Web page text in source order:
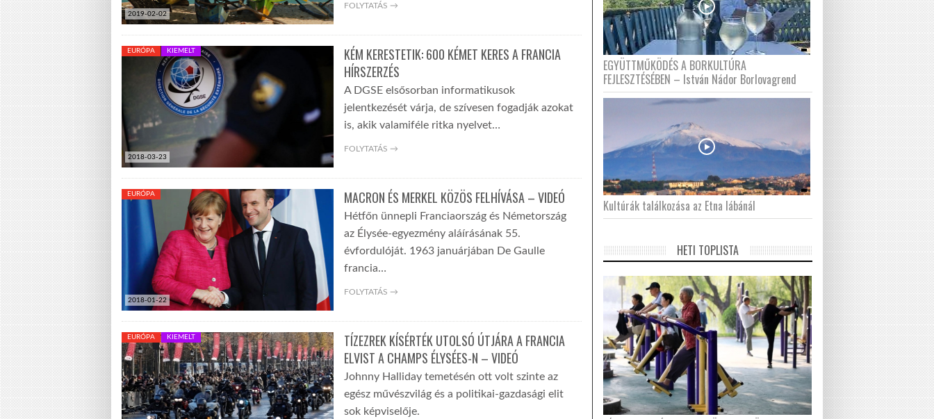
2019-02-02
FOLYTATÁS →
2018-03-23
EURÓPA KIEMELT
KÉM KERESTETIK: 600 KÉMET KERES A FRANCIA
HÍRSZERZÉS
A DGSE elsősorban informatikusok
jelentkezését várja, de szívesen fogadják azokat
is, akik valamiféle ritka nyelvet…
FOLYTATÁS →
2018-01-22
EURÓPA MACRON ÉS MERKEL KÖZÖS FELHÍVÁSA – VIDEÓ
Hétfőn ünnepli Franciaország és Németország
az Élysée-egyezmény aláírásának 55.
évfordulóját. 1963 januárjában De Gaulle
francia…
FOLYTATÁS →
EURÓPA KIEMELT
TÍZEZREK KÍSÉRTÉK UTOLSÓ ÚTJÁRA A FRANCIA
ELVIST A CHAMPS ÉLYSÉES-N – VIDEÓ
Johnny Halliday temetésén ott volt szinte az
egész művészvilág és a politikai-gazdasági elit
sok képviselője.
EGYÜTTMŰKÖDÉS A BORKULTÚRA
FEJLESZTÉSÉBEN – István Nádor Borlovagrend
Kultúrák találkozása az Etna lábánál
HETI TOPLISTA